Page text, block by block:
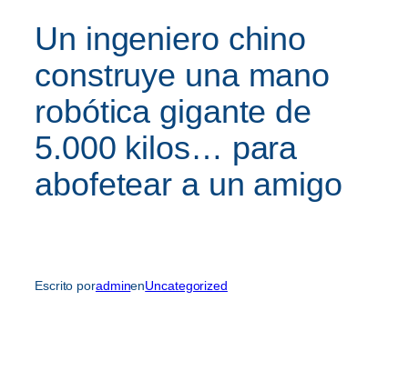
Un ingeniero chino
construye una mano
robótica gigante de
5.000 kilos… para
abofetear a un amigo
Escrito poradminenUncategorized